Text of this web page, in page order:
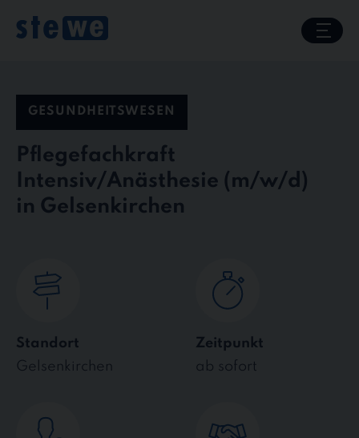
content
GESUNDHEITSWESEN
Pflegefachkraft
Intensiv/Anästhesie
in Gelsenkirchen
Standort
Gelsenkirchen
Zeitpunkt
ab sofort